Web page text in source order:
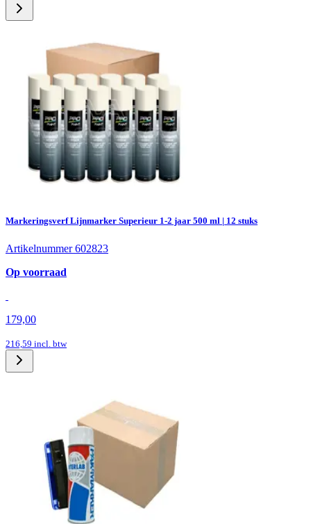
Markeringsverf Lijnmarker Superieur 1-2 jaar 500 ml | 12 stuks
Artikelnummer 602823
Op voorraad
179,00
216,59 incl. btw